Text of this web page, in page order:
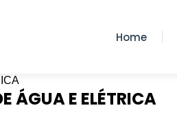
Home
ÁGUA E ELÉTRICA